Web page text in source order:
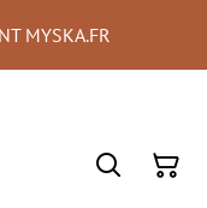
MYSKA.FR